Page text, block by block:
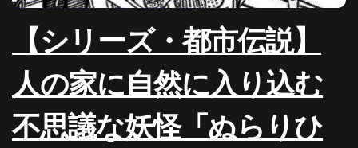
【シリーズ・都市伝説】
人の家に自然に入り込む
不思議な妖怪「ぬらりひ